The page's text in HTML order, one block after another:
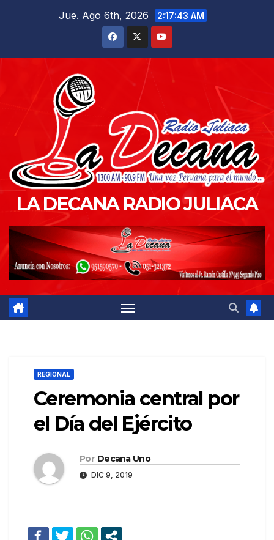
Jue. Ago 6th, 2026 2:17:44 AM
LA DECANA RADIO JULIACA
REGIONAL
Ceremonia central por
el Día del Ejército
Por Decana Uno
DIC 9, 2019